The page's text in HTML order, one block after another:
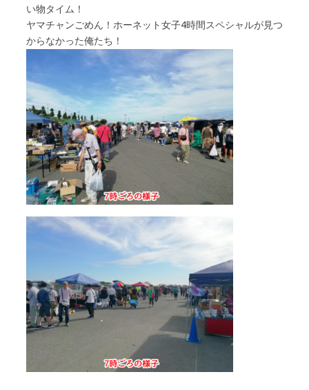
い物タイム！
ヤマチャンごめん！ホーネット女子4時間スペシャルが見つ
からなかった俺たち！